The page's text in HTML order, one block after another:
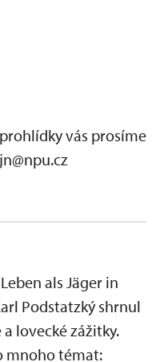
vás prosíme
als Jäger in
Podstatzký shrnul
lovecké zážitky.
mnoho témat: